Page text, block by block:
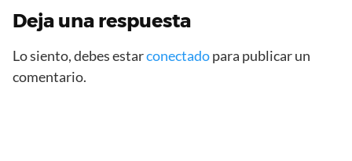
Deja una respuesta
Lo siento, debes estarconectadopara publicar un
comentario.